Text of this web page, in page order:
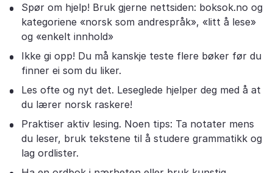
Spør om hjelp! Bruk gjerne nettsiden: boksok.no og
kategoriene «norsk som andrespråk», «litt å lese»
og «enkelt innhold»
Ikke gi opp! Du må kanskje teste flere bøker før du
finner ei som du liker.
Les ofte og nyt det. Leseglede hjelper deg med å at
du lærer norsk raskere!
Praktiser aktiv lesing. Noen tips: Ta notater mens
du leser, bruk tekstene til å studere grammatikk og
lag ordlister.